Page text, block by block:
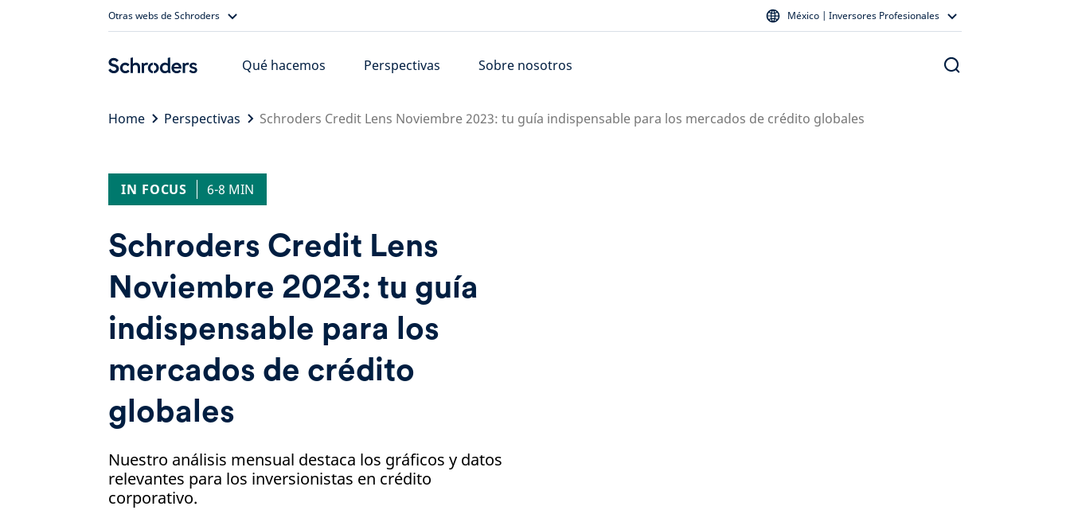
Otras webs de Schroders México | Inversores Profesionales
Qué hacemos Perspectivas Sobre nosotros
Home Perspectivas Schroders Credit Lens Noviembre 2023: tu guía indispensable para los mercados de crédito globales
IN FOCUS 6-8 MIN
Schroders Credit Lens
Noviembre 2023: tu guía
indispensable para los
mercados de crédito
globales
Nuestro análisis mensual destaca los gráficos y datos
relevantes para los inversionistas en crédito
corporativo.